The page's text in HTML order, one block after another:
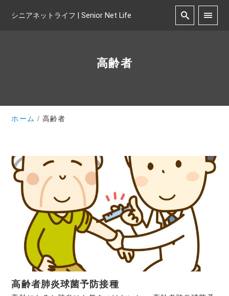
シニアネットライフ | Senior Net Life
高齢者
ホーム 高齢者
高齢者肺炎球菌予防接種